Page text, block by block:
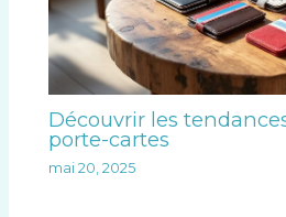
Découvrir les
porte-cartes
mai 20, 2025